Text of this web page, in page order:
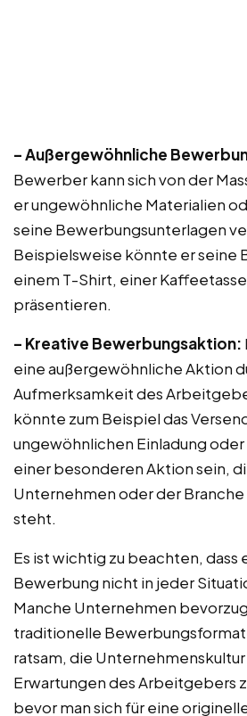
– Außergewöhnliche
Bewerber kann sich von der
er ungewöhnliche Materialien
seine Bewerbungsunterlagen
Beispielsweise könnte er seine
einem T-Shirt, einer
präsentieren.
– Kreative Bewerbungsaktion:
eine außergewöhnliche Aktion
Aufmerksamkeit des
könnte zum Beispiel das
ungewöhnlichen Einladung
einer besonderen Aktion sein,
Unternehmen oder der Branche
steht.
Es ist wichtig zu beachten, dass
Bewerbung nicht in jeder
Manche Unternehmen
traditionelle
ratsam, die Unternehmenskultur
Erwartungen des Arbeitgebers
bevor man sich für eine